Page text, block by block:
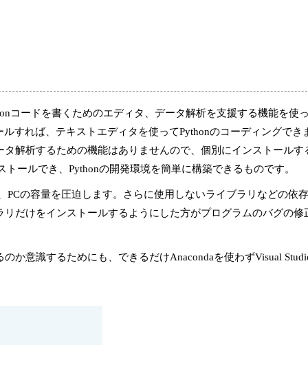
コードを書くためのエディタ、データ解析を支援する機能を使
すれば、テキストエディタを使ってPythonのコーディングでき
解析するための機能はありませんので、個別にインストールす
ールでき、Pythonの開発環境を簡単に構築できるものです。
の容量を圧迫します。さらに使用しないライブラリなどの依
だけをインストールするようにした方がプログラムのバグの修
か意識するためにも、できるだけAnacondaを使わずVisual